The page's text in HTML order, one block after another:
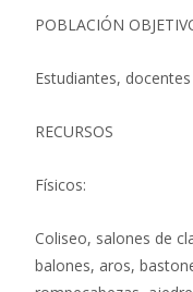
POBLACIÓN
Estudiantes,
RECURSOS
Físicos:
Coliseo, salones de
balones, aros,